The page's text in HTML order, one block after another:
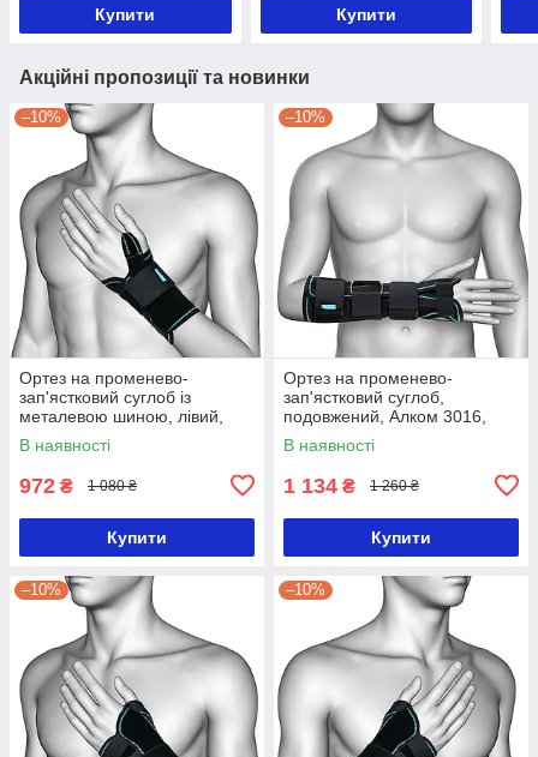
Купити Купити
Акційні пропозиції та новинки
–10%
Ортез на променево-
зап'ястковий суглоб із
металевою шиною, лівий,
Алком 4069
В наявності
972 ₴ 1 080 ₴
Купити
–10%
Ортез на променево-
зап'ястковий суглоб,
подовжений, Алком 3016,
розмір 1
В наявності
1 134 ₴ 1 260 ₴
Купити
–10% –10%